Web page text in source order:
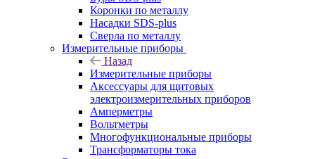
Коронки по металлу
Насадки SDS-plus
Сверла по металлу
Измерительные приборы
Назад
Измерительные приборы
Аксессуары для щитовых
электроизмерительных приборов
Амперметры
Вольтметры
Многофункциональные приборы
Трансформаторы тока